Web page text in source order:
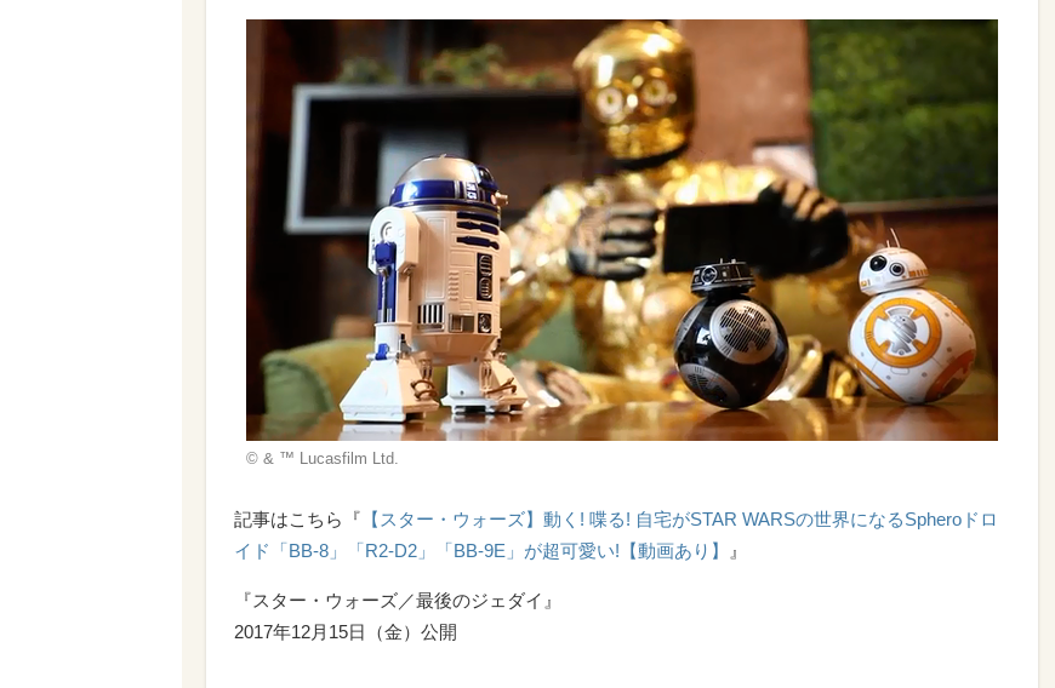
© & ™ Lucasfilm Ltd.
記事はこちら『 【スター・ウォーズ】動く! 喋る! 自宅がSTAR WARSの世界になるSpheroドロ
イド「BB-8」「R2-D2」「BB-9E」が超可愛い!【動画あり】
』
『スター・ウォーズ／最後のジェダイ』
2017年12月15日（金）公開